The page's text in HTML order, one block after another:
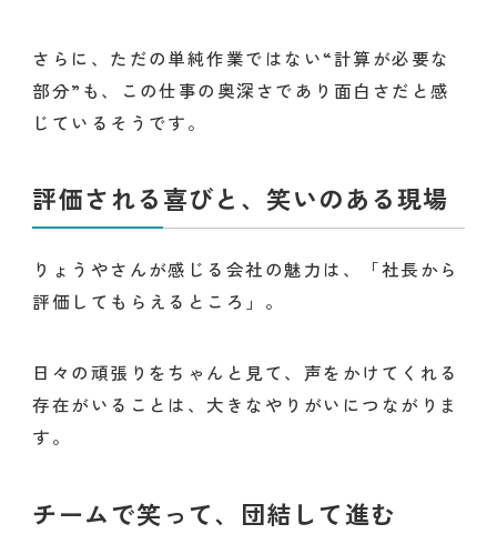
さらに、ただの単純作業ではない“計算が必要な
部分”も、この仕事の奥深さであり面白さだと感
じているそうです。
評価される喜びと、笑いのある現場
りょうやさんが感じる会社の魅力は、「社長から
評価してもらえるところ」。
日々の頑張りをちゃんと見て、声をかけてくれる
存在がいることは、大きなやりがいにつながりま
す。
チームで笑って、団結して進む